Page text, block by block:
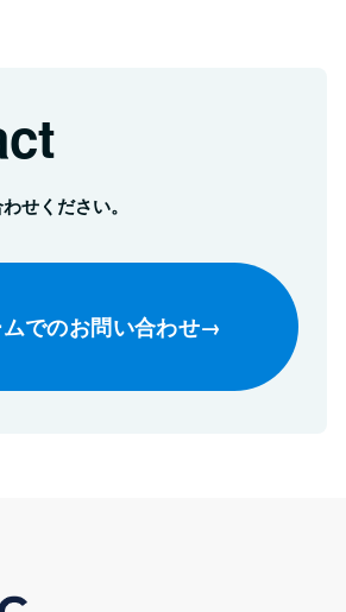
せください。
でのお問い合わせ→